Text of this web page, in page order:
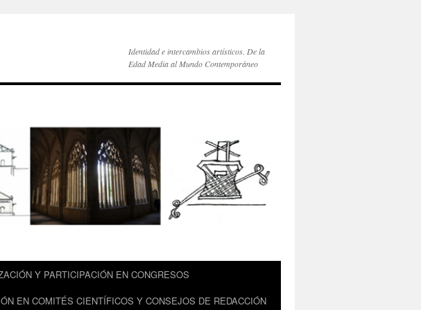
Identidad e intercambios artísticos. De la
Edad Media al Mundo Contemporáneo
Y PARTICIPACIÓN EN CONGRESOS
EN COMITÉS CIENTÍFICOS Y CONSEJOS DE REDACCIÓN